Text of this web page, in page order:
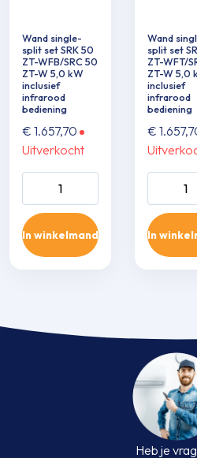
Wand single-
split set SRK 50
ZT-WFB/SRC 50
ZT-W 5,0 kW
inclusief
infrarood
bediening
€ 1.657,70
Uitverkocht
WFB/SRC 50 ZT-
W 5,0 kW inclusief
infrarood
In winkelmand
Wand
split set
ZT-WFT/
ZT-W 5,0
inclusief
infrarood
bediening
€
WFT/
W 5,0
infrarood
In
Heb je